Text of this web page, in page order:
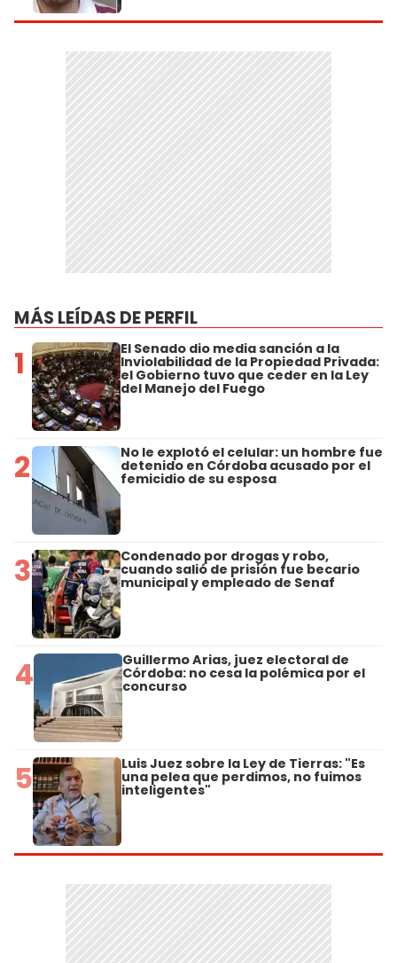
MÁS LEÍDAS DE PERFIL
1 El Senado dio media sanción a la
Inviolabilidad de la Propiedad Privada:
el Gobierno tuvo que ceder en la Ley
del Manejo del Fuego
2 No le explotó el celular: un hombre fue
detenido en Córdoba acusado por el
femicidio de su esposa
3 Condenado por drogas y robo,
cuando salió de prisión fue becario
municipal y empleado de Senaf
4 Guillermo Arias, juez electoral de
Córdoba: no cesa la polémica por el
concurso
5 Luis Juez sobre la Ley de Tierras: "Es
una pelea que perdimos, no fuimos
inteligentes"